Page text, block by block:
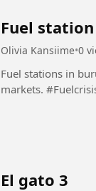
Fuel
Olivia Kansiime•0
Fuel stations in
markets.
El gato 3